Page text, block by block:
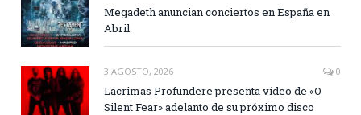
Megadeth anuncian conciertos en España en
Abril
3 AGOSTO, 2026 0
Lacrimas Profundere presenta vídeo de «O
Silent Fear» adelanto de su próximo disco